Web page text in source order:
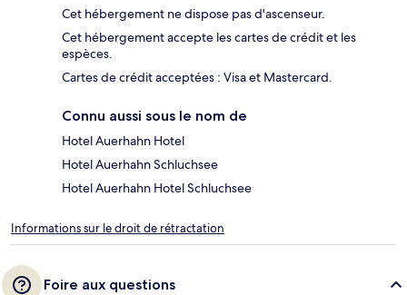
Cet hébergement ne dispose pas d'ascenseur.
Cet hébergement accepte les cartes de crédit et les
espèces.
Cartes de crédit acceptées : Visa et Mastercard.
Connu aussi sous le nom de
Hotel Auerhahn Hotel
Hotel Auerhahn Schluchsee
Hotel Auerhahn Hotel Schluchsee
Informations sur le droit de rétractation
Foire aux questions